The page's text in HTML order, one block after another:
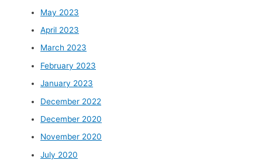
May 2023
April 2023
March 2023
February 2023
January 2023
December 2022
December 2020
November 2020
July 2020